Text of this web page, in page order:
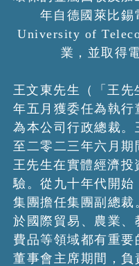
年自德國萊比錫
University of
業，並取得
王文東先生（「王先
年五月獲委任為執
為本公司行政總裁。
至二零二三年六月期
王先生在實體經濟投
驗。從九十年代開始
集團擔任集團副總裁
於國際貿易、農業、
費品等領域都有重要
董事會主席期間，負